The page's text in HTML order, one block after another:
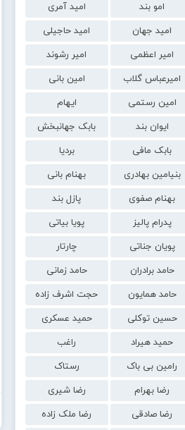
امو بند
امید آمری
امید جهان
امید حاجیلی
امیر اعظمی
امیر رشوند
امیرعباس گلاب
امین بانی
امین رستمی
ایهام
ایوان بند
بابک جهانبخش
بابک مافی
بردیا
بنیامین بهادری
بهنام بانی
بهنام صفوی
پازل بند
پدرام پالیز
پویا بیاتی
پویان جناتی
چارتار
حامد برادران
حامد زمانی
حامد همایون
حجت اشرف زاده
حسین توکلی
حمید عسکری
حمید هیراد
راغب
رامین بی باک
رستاک
رضا بهرام
رضا شیری
رضا صادقی
رضا ملک زاده